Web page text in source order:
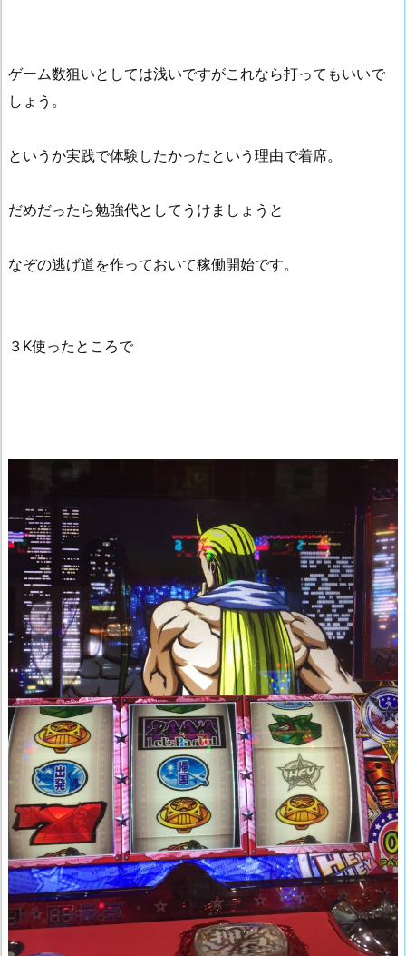
ゲーム数狙いとしては浅いですがこれなら打ってもいいで
しょう。
というか実践で体験したかったという理由で着席。
だめだったら勉強代としてうけましょうと
なぞの逃げ道を作っておいて稼働開始です。
３K使ったところで